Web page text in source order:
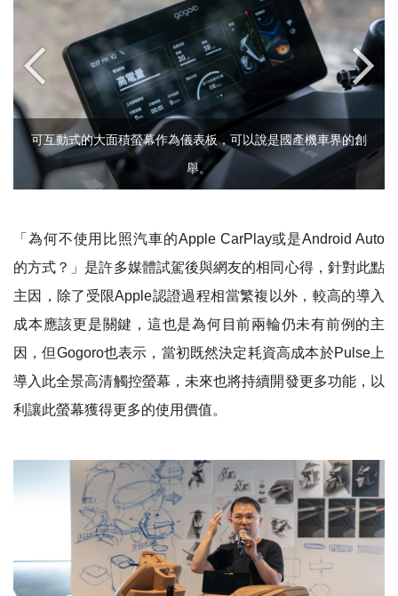
可互動式的大面積螢幕作為儀表板，可以說是國產機車界的創
舉。
「為何不使用比照汽車的Apple CarPlay或是Android Auto
的方式？」是許多媒體試駕後與網友的相同心得，針對此點
主因，除了受限Apple認證過程相當繁複以外，較高的導入
成本應該更是關鍵，這也是為何目前兩輪仍未有前例的主
因，但Gogoro也表示，當初既然決定耗資高成本於Pulse上
導入此全景高清觸控螢幕，未來也將持續開發更多功能，以
利讓此螢幕獲得更多的使用價值。